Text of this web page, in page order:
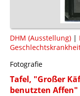
DHM (Ausstellung) |
Fotografie
Tafel, "Großer
benutzten Affen"